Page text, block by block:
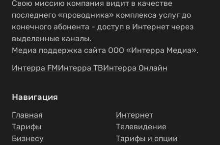
Свою миссию компания видит в качестве
последнего «проводника» комплекса услуг до
конечного абонента - доступ в Интернет через
выделенные каналы.
Медиа поддержка сайта ООО «Интерра Медиа».
Интерра FMИнтерра ТВИнтерра Онлайн
Навигация
Главная
Тарифы
Бизнесу
Интернет
Телевидение
Тарифы и опции